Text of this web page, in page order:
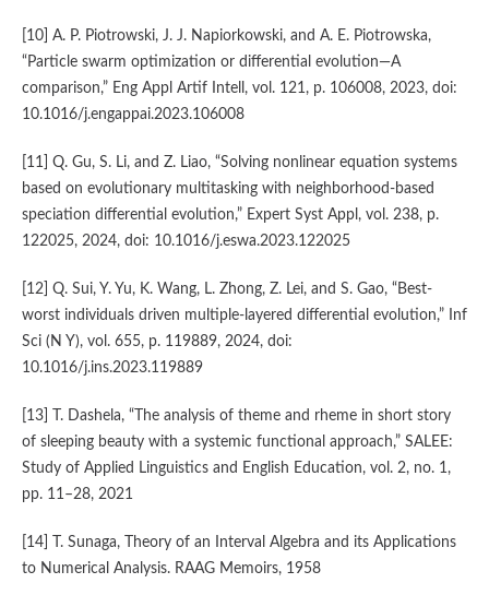
[10] A. P. Piotrowski, J. J. Napiorkowski, and A. E. Piotrowska,
“Particle swarm optimization or differential evolution—A
comparison,” Eng Appl Artif Intell, vol. 121, p. 106008, 2023, doi:
10.1016/j.engappai.2023.106008
[11] Q. Gu, S. Li, and Z. Liao, “Solving nonlinear equation systems
based on evolutionary multitasking with neighborhood-based
speciation differential evolution,” Expert Syst Appl, vol. 238, p.
122025, 2024, doi: 10.1016/j.eswa.2023.122025
[12] Q. Sui, Y. Yu, K. Wang, L. Zhong, Z. Lei, and S. Gao, “Best-
worst individuals driven multiple-layered differential evolution,” Inf
Sci (N Y), vol. 655, p. 119889, 2024, doi:
10.1016/j.ins.2023.119889
[13] T. Dashela, “The analysis of theme and rheme in short story
of sleeping beauty with a systemic functional approach,” SALEE:
Study of Applied Linguistics and English Education, vol. 2, no. 1,
pp. 11–28, 2021
[14] T. Sunaga, Theory of an Interval Algebra and its Applications
to Numerical Analysis. RAAG Memoirs, 1958